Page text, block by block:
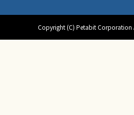
Copyright (C) Petabit Corporation